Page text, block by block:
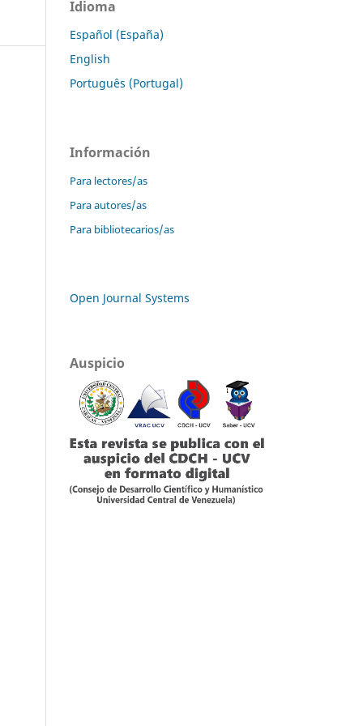
Idioma
Español (España)
English
Português (Portugal)
Información
Para lectores/as
Para autores/as
Para bibliotecarios/as
Open Journal Systems
Auspicio